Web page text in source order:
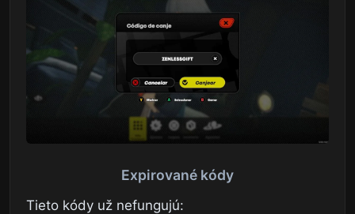
Expirované kódy
Tieto kódy už nefungujú: